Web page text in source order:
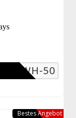
CKEWH-50
Bestes Angebot